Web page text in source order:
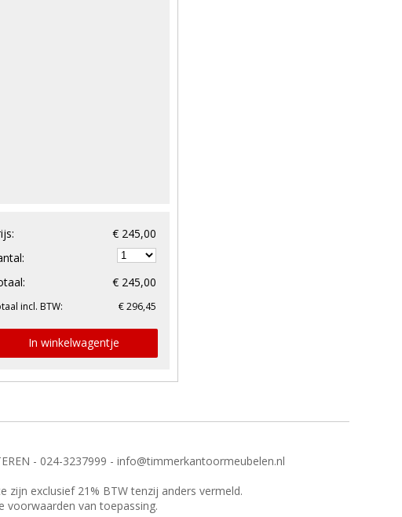
€ 245,00
€ 245,00
incl. BTW: € 296,45
In winkelwagentje
- 024-3237999 - info@timmerkantoormeubelen.nl
zijn exclusief 21% BTW tenzij anders vermeld.
voorwaarden van toepassing.